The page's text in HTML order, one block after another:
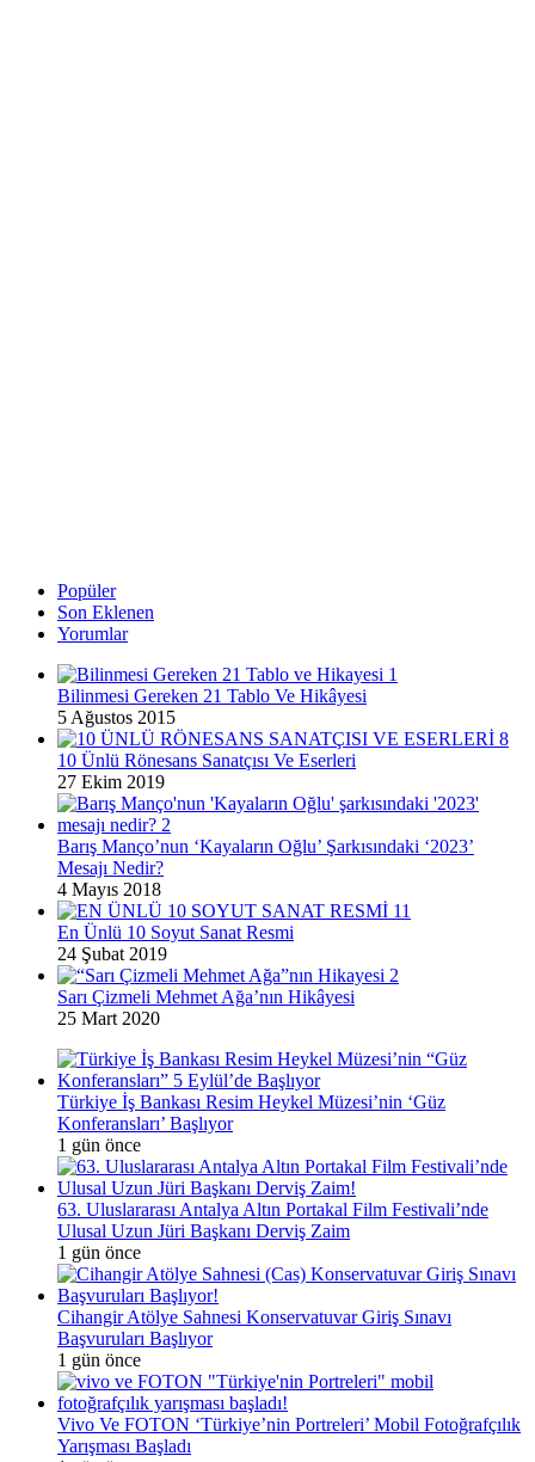
Popüler
Son Eklenen
Yorumlar
Bilinmesi Gereken 21 Tablo Ve Hikâyesi
5 Ağustos 2015
10 Ünlü Rönesans Sanatçısı Ve Eserleri
27 Ekim 2019
Barış Manço’nun ‘Kayaların Oğlu’ Şarkısındaki ‘2023’
Mesajı Nedir?
4 Mayıs 2018
En Ünlü 10 Soyut Sanat Resmi
24 Şubat 2019
Sarı Çizmeli Mehmet Ağa’nın Hikâyesi
25 Mart 2020
Türkiye İş Bankası Resim Heykel Müzesi’nin ‘Güz
Konferansları’ Başlıyor
1 gün önce
63. Uluslararası Antalya Altın Portakal Film Festivali’nde
Ulusal Uzun Jüri Başkanı Derviş Zaim
1 gün önce
Cihangir Atölye Sahnesi Konservatuvar Giriş Sınavı
Başvuruları Başlıyor
1 gün önce
Vivo Ve FOTON ‘Türkiye’nin Portreleri’ Mobil Fotoğrafçılık
Yarışması Başladı